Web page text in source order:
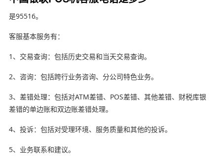
是95516。
客服基本服务有：
1、交易查询：包括历史交易和当天交易查询。
2、咨询：包括跨行业务咨询、分公司特色业务。
3、差错处理：包括对ATM差错、POS差错、其他差错、财税库银
差错的单边账和双边账差错处理。
4、投诉：包括对受理环境、服务质量和其他的投诉。
5、业务联系和建议。